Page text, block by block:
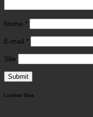
Nome *
E-mail *
Site
Luzimar Dias